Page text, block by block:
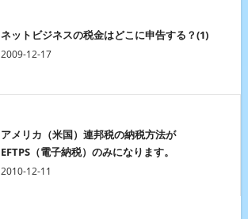
ネットビジネスの税金はどこに申告する？(1)
2009-12-17
アメリカ（米国）連邦税の納税方法が
EFTPS（電子納税）のみになります。
2010-12-11